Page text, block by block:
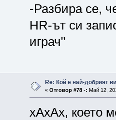
-Разбира се,
HR-ът си
играч"
Re: Кой е най-добрият
« Отговор #78 -: Май 12,
хАхАх, което